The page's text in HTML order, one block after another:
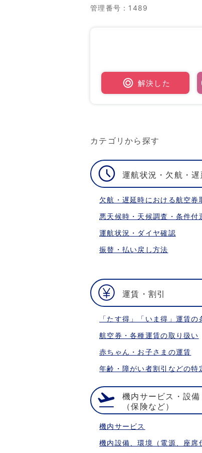
管理番号 ：1489
解決した
カテゴリから探す
運航状況・欠航・遅
欠航・遅延時における航空券
悪天候時・天候調査・条件付
運航状況・ダイヤ確認
振替・払い戻し方法
運賃・割引
「たす得」「いま得」運賃の
航空券・各種運賃の取り扱い
赤ちゃん・お子さまの運賃
年齢・障がい者割引などの特
機内サービス・設備
（保険など）
機内サービス
機内設備、環境（電源、座席